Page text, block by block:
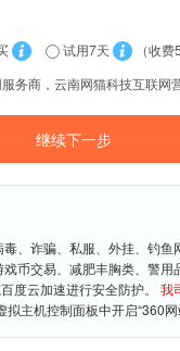
试用7天
（收费
务商，云南网猫科技互联网
、诈骗、私服、外挂、钓
币交易、减肥丰胸类、警
度云加速进行安全防护。 我
主机控制面板中开启“360